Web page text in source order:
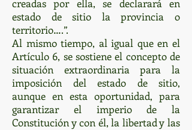
creadas por ella, se declarará en
estado de sitio la provincia o
territorio….”.
Al mismo tiempo, al igual que en el
Artículo 6, se sostiene el concepto de
situación extraordinaria para la
imposición del estado de sitio,
aunque en esta oportunidad, para
garantizar el imperio de la
Constitución y con él, la libertad y las